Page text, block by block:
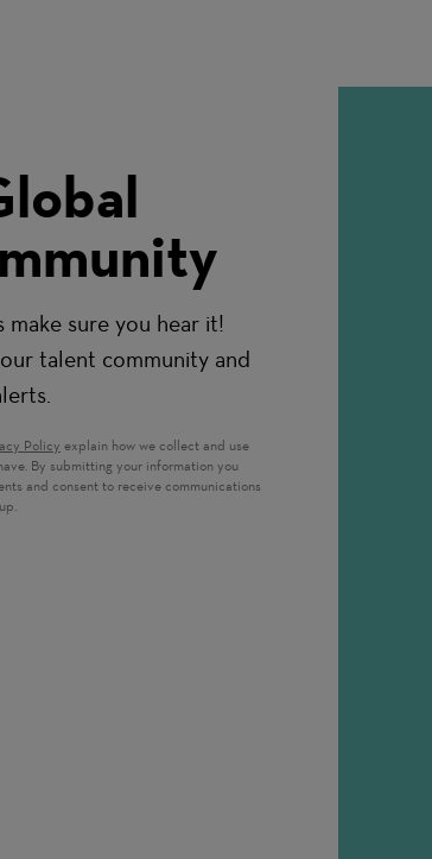
sure you hear it!
talent community and
Policy explain how we collect and use
By submitting your information you
and consent to receive communications